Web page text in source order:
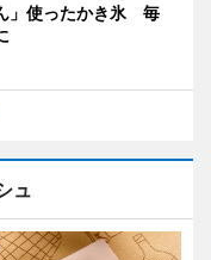
」使ったかき氷 毎
ュ